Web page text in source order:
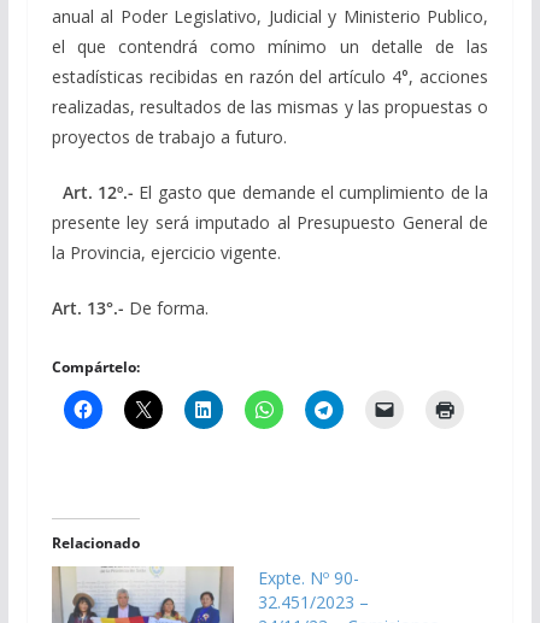
anual al Poder Legislativo, Judicial y Ministerio Publico,
el que contendrá como mínimo un detalle de las
estadísticas recibidas en razón del artículo 4°, acciones
realizadas, resultados de las mismas y las propuestas o
proyectos de trabajo a futuro.
Art. 12º.- El gasto que demande el cumplimiento de la
presente ley será imputado al Presupuesto General de
la Provincia, ejercicio vigente.
Art. 13°.- De forma.
Compártelo:
Relacionado
Expte. Nº 90-
32.451/2023 –